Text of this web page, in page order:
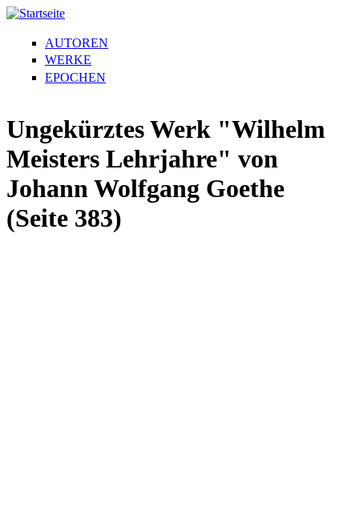
AUTOREN
WERKE
EPOCHEN
Ungekürztes Werk "Wilhelm
Meisters Lehrjahre" von
Johann Wolfgang Goethe
(Seite 383)